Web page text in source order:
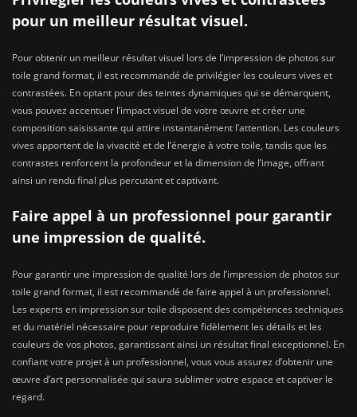
pour un meilleur résultat visuel.
Pour obtenir un meilleur résultat visuel lors de l’impression de photos sur
toile grand format, il est recommandé de privilégier les couleurs vives et
contrastées. En optant pour des teintes dynamiques qui se démarquent,
vous pouvez accentuer l’impact visuel de votre œuvre et créer une
composition saisissante qui attire instantanément l’attention. Les couleurs
vives apportent de la vivacité et de l’énergie à votre toile, tandis que les
contrastes renforcent la profondeur et la dimension de l’image, offrant
ainsi un rendu final plus percutant et captivant.
Faire appel à un professionnel pour garantir
une impression de qualité.
Pour garantir une impression de qualité lors de l’impression de photos sur
toile grand format, il est recommandé de faire appel à un professionnel.
Les experts en impression sur toile disposent des compétences techniques
et du matériel nécessaire pour reproduire fidèlement les détails et les
couleurs de vos photos, garantissant ainsi un résultat final exceptionnel. En
confiant votre projet à un professionnel, vous vous assurez d’obtenir une
œuvre d’art personnalisée qui saura sublimer votre espace et captiver le
regard.